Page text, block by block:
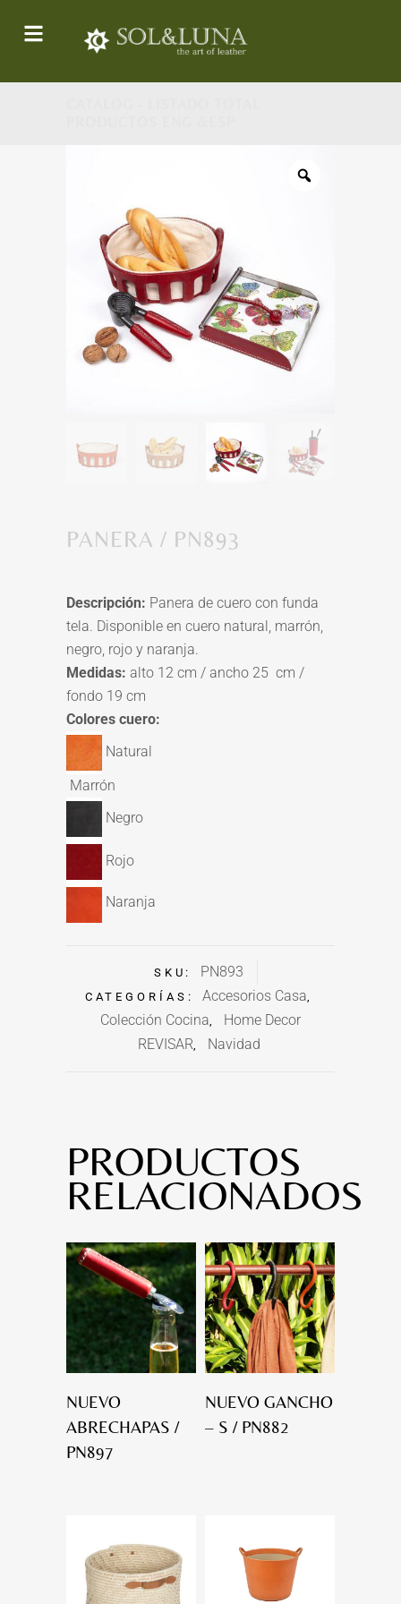
PANERA / PN893
Descripción: Panera de cuero con funda
tela. Disponible en cuero natural, marrón,
negro, rojo y naranja.
Medidas: alto 12 cm / ancho 25 cm /
fondo 19 cm
Colores cuero:
Natural
Marrón
Negro
Rojo
Naranja
SKU: PN893
CATEGORÍAS: Accesorios Casa,
Colección Cocina,
Home Decor
REVISAR, Navidad
PRODUCTOS
RELACIONADOS
NUEVO
ABRECHAPAS /
PN897
NUEVO GANCHO
– S / PN882